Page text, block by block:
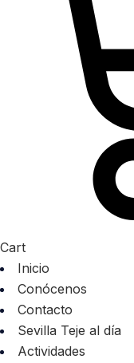
Cart
Inicio
Conócenos
Contacto
Sevilla Teje al día
Actividades